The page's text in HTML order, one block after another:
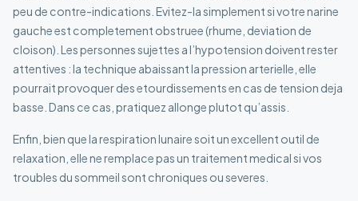
peu de contre-indications. Evitez-la simplement si votre narine
gauche est completement obstruee (rhume, deviation de
cloison). Les personnes sujettes a l’hypotension doivent rester
attentives : la technique abaissant la pression arterielle, elle
pourrait provoquer des etourdissements en cas de tension deja
basse. Dans ce cas, pratiquez allonge plutot qu’assis.
Enfin, bien que la respiration lunaire soit un excellent outil de
relaxation, elle ne remplace pas un traitement medical si vos
troubles du sommeil sont chroniques ou severes.